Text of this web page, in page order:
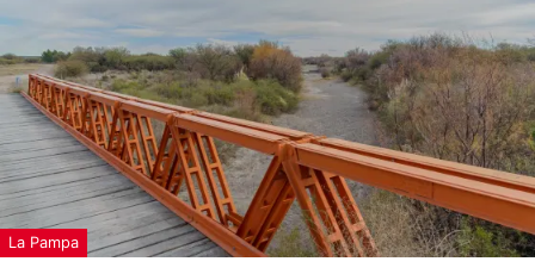
La Pampa